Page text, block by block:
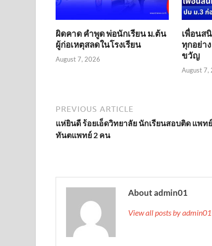
ผิดคาด คำพูด พ่อนักเรียน ม.ต้น
ผู้ก่อเหตุสลดในโรงเรียน
August 7, 2026
เพื่อนส
ทุกอย่า
ขวัญ
August 7,
PREVIOUS ARTICLE
แห่ยินดี ร้อยเอ็ดวิทยาลัย นักเรียนสอบติด แพท
ทันตแพทย์ 2 คน
About admin01
View all posts by